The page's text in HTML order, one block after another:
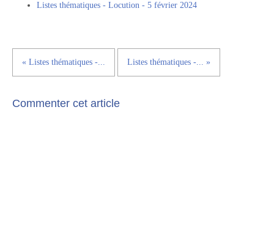
Listes thématiques - Locution - 5 février 2024
« Listes thématiques -... Listes thématiques -... »
Commenter cet article